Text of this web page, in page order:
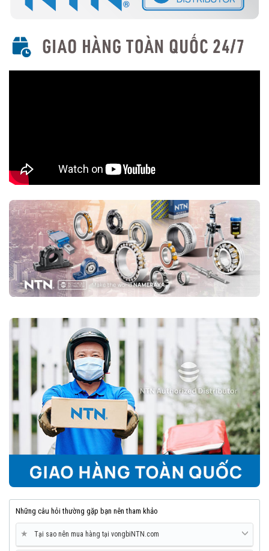
nước, bụi bẩn, phù hợp cho môi trường khắc nghiệt.
Với thiết kế linh hoạt và hiệu suất cao, vòng bi cầu rãnh sâu NTN
được sử dụng rộng rãi trong nhiều ngành công nghiệp, bao gồm:
Xác định kích thước: Đo đường kính trong (d), đường kính
ngoài (D), độ dày (B) để chọn đúng loại.
dầu (LL) hay loại mở tùy theo điều kiện làm việc.
Chọn thương hiệu NTN chính hãng: Tránh hàng giả bằng cách
mua từĐại lý uỷ quyền NTN
7. Kết Luận
Vòng bi cầu rãnh sâu NTN là một trong những loại vòng bi đáng tin
cậy nhất trên thị trường, nhờ vào độ bền cao, vận hành êm ái và khả
8. Mua vòng bi bạc đạn NTN chính hãng ở đâu?
Trên thị trường vòng bi bạc đạn NTN bị làm giả rất nhiều, để lựa
chọn mua đúng vòng bi NTN chính hãng Bạn nên lựa chọn
Đại lý uỷ
quyền NTNđể đảm nguồn gốc sản phẩm chính hãng. VOBICO
vongbiNTN.com) làĐại lý uỷ quyền vòng bi NTN chính hãng
tại Việt Nam
. Liên hệ ngay với chúng tôi nếu Bạn cần tư vấn loại
vòng bi NTN phù hợp với ứng dụng của mình.
Những câu hỏi thường gặp bạn nên tham khảo
★ Tại sao nên mua hàng tại vongbiNTN.com